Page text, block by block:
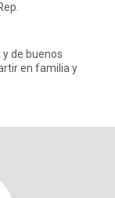
de buenos
en familia y